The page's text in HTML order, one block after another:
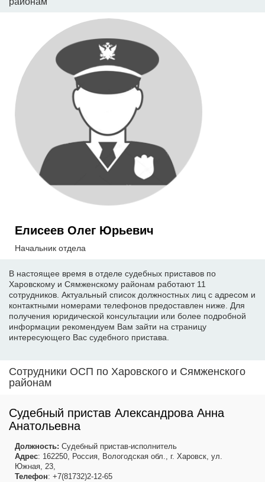
Елисеев Олег Юрьевич
Начальник отдела
В настоящее время в отделе судебных приставов по
Харовскому и Сямженскому районам работают 11
сотрудников. Актуальный список должностных лиц с адресом и
контактными номерами телефонов предоставлен ниже. Для
получения юридической консультации или более подробной
информации рекомендуем Вам зайти на страницу
интересующего Вас судебного пристава.
Сотрудники ОСП по Харовского и Сямженского
районам
Судебный пристав Александрова Анна
Анатольевна
Должность: Судебный пристав-исполнитель
Адрес: 162250, Россия, Вологодская обл., г. Харовск, ул.
Южная, 23,
Телефон: +7(81732)2-12-65